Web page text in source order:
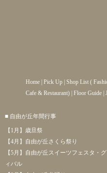
Home| Pick Up| Shop List(
Cafe & Restaurant) | Floor Guide|
■ 自由が丘年間行事
【1月】歳旦祭
【4月】自由が丘さくら祭り
【5月】自由が丘スイーツフェスタ・
ィバル